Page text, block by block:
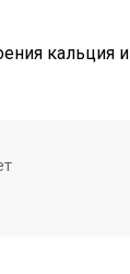
кальция и